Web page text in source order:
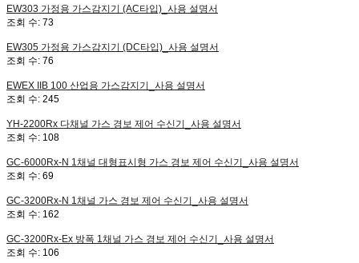
EW303가정용 가스감지기 (AC타입)_사용 설명서
조회 수: 73
EW305가정용 가스감지기 (DC타입)_사용 설명서
조회 수: 76
EWEX IIB 100산업용 가스감지기_사용 설명서
조회 수: 245
YH-2200Rx다채널 가스 경보 제어 수신기_사용 설명서
조회 수: 108
GC-6000Rx-N1채널 대형표시형 가스 경보 제어 수신기_사용 설명서
조회 수: 69
GC-3200Rx-N1채널 가스 경보 제어 수신기_사용 설명서
조회 수: 162
GC-3200Rx-Ex방폭 1채널 가스 경보 제어 수신기_사용 설명서
조회 수: 106